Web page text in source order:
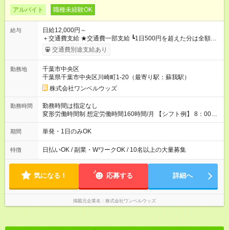
アルバイト 職種未経験OK
給与
日給12,000円～
＋交通費支給 ★交通費一部支給 ┗1日500円を超えた分は全額支
給！ ※往復500円以内の方は自己負担となります ★日払いOK！
（規定あり） ┗働いたその日に現金GET♪ お仕事後はコンビニ
なし
交通費別途支給あり
勤務地
千葉市中央区
千葉県千葉市中央区川崎町1-20（最寄り駅：蘇我駅）
株式会社ワンベルウッズ
勤務時間
勤務時間は指定なし
変形労働時間制 想定労働時間160時間/月 【シフト例】 8：00～
17：00 9：00～19：00 10：00～20：00 10：30～19：30
期間 単発・1日のみOK
特徴 日払いOK / 副業・WワークOK / 10名以上の大量募集
気になる！ 応募する 詳細へ
掲載元企業名 株式会社ワンベルウッズ